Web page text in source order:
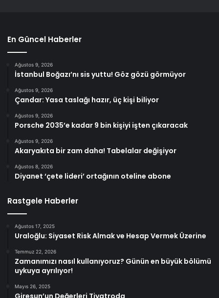
En Güncel Haberler
Ağustos 9, 2026
İstanbul Boğazı’nı sis yuttu! Göz gözü görmüyor
Ağustos 9, 2026
Çandar: Yasa taslağı hazır, üç kişi biliyor
Ağustos 9, 2026
Porsche 2035’e kadar 9 bin kişiyi işten çıkaracak
Ağustos 9, 2026
Akaryakıta bir zam daha! Tabelalar değişiyor
Ağustos 8, 2026
Diyanet ‘çete lideri’ ortağının oteline abone
Rastgele Haberler
Ağustos 17, 2025
Uraloğlu: Siyaset Risk Almak ve Hesap Vermek Üzerine
Temmuz 22, 2026
Zamanımızı nasıl kullanıyoruz? Günün en büyük bölümü
uykuya ayrılıyor!
Mayıs 26, 2025